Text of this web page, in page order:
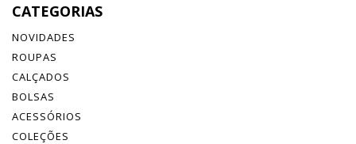
CATEGORIAS
NOVIDADES
ROUPAS
CALÇADOS
BOLSAS
ACESSÓRIOS
COLEÇÕES